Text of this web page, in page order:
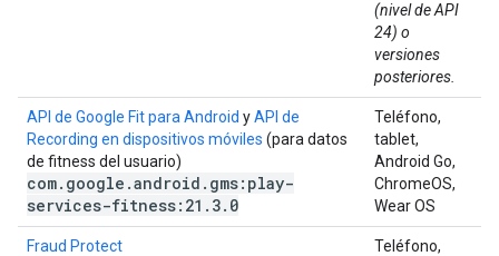
(nivel de API
24) o
versiones
posteriores.
API de Google Fit para Android yAPI de
Recording en dispositivos móviles (para datos
de fitness del usuario)
com. google .android . gms:play-
services-fitness:21 . 3. 0
Teléfono,
tablet,
Android Go,
ChromeOS,
Wear OS
Fraud Protect
Teléfono,